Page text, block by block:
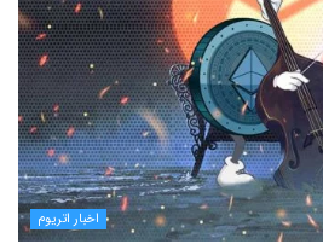
اخبار اتریوم